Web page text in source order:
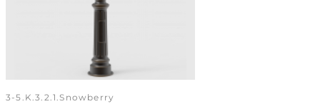
3-5.K.3.2.1.snowberry